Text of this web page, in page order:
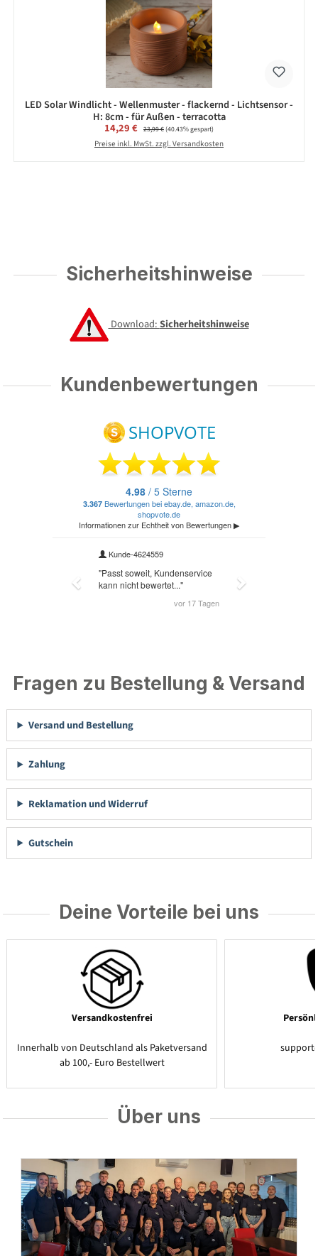
LED Solar Windlicht - Wellenmuster - flackernd - Lichtsensor -
H: 8cm - für Außen - terracotta
Verkaufspreis:
14,29 € Regulärer Preis:
23,99 €(40.43% gespart)
Preise inkl. MwSt. zzgl. Versandkosten
Sicherheitshinweise
Download:Sicherheitshinweise
Kundenbewertungen
Fragen zu Bestellung & Versand
Versand und Bestellung
Zahlung
Reklamation und Widerruf
Gutschein
Deine Vorteile bei uns
Versandkostenfrei
Innerhalb von Deutschland als Paketversand
ab 100,- Euro Bestellwert
Über uns